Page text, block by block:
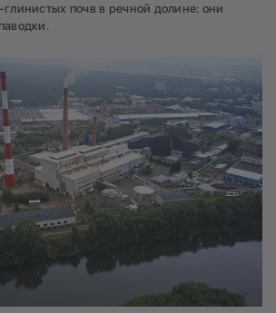
почв в речной долине: они